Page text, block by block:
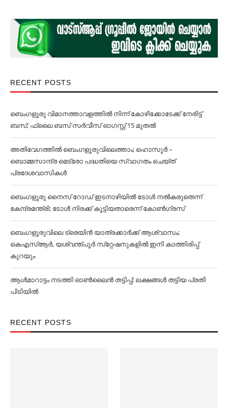
RECENT POSTS
ബെംഗളൂരു വിമാനത്താവളത്തില്‍ നിന്ന് കോഴിക്കോടേക്ക് നേരിട്ട്
ബസ്; ഫ്ലൈ ബസ് സര്‍വീസ് ഓഗസ്റ്റ് 15 മുതല്‍
അതിവേഗത്തില്‍ ബെംഗളൂരുവിലെത്താം; ഹൊസൂര്‍ –
ബൊമ്മസാന്ദ്ര മെട്രോ പദ്ധതിയെ സ്വാഗതം ചെയ്ത്
പ്രദേശവാസികള്‍
ബെംഗളൂരു നൈസ് റോഡ് ഇടനാഴിയില്‍ ടോള്‍ നല്‍കരുതെന്ന്
കേന്ദ്രമന്ത്രി; ടോള്‍ നിരക്ക് കൂട്ടിയതാരെന്ന് കോണ്‍ഗ്രസ്
ബെംഗളൂരുവിലെ ട്രെയിൻ യാത്രക്കാര്‍ക്ക് ആശ്വാസം;
കെഎസ്‌ആര്‍, യശ്വന്ത്പൂര്‍ സ്‌റ്റേഷനുകളില്‍ ഇനി കാത്തിരിപ്പ്
കുറയും
ആള്‍മാറാട്ടം നടത്തി ഓണ്‍ലൈൻ തട്ടിപ്പ്; ലക്ഷങ്ങള്‍ തട്ടിയ പ്രതി
പിടിയില്‍
RECENT POSTS